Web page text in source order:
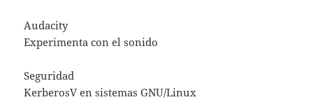
Audacity
Experimenta con el sonido
Seguridad
KerberosV en sistemas GNU/Linux